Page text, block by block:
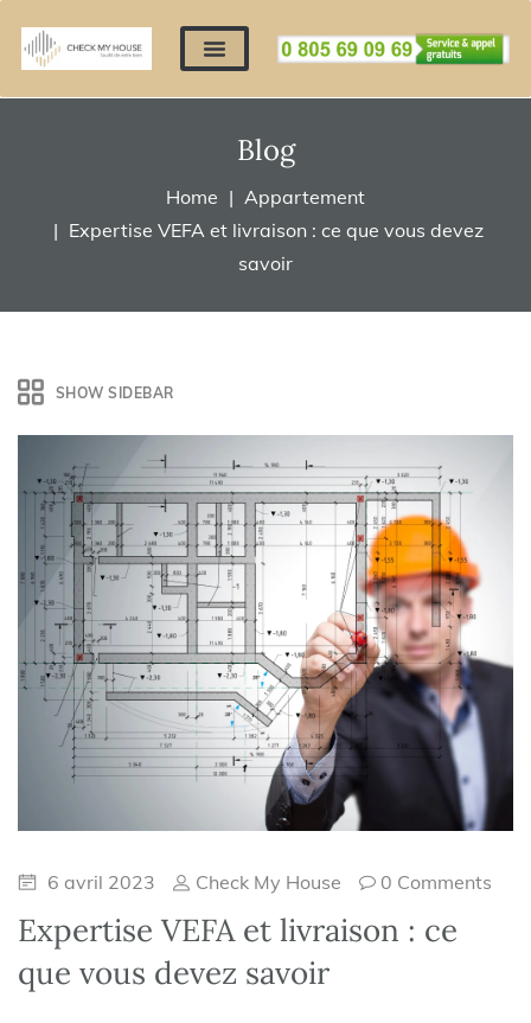
Blog
Home
Appartement
Expertise VEFA et livraison : ce que vous devez
savoir
SHOW SIDEBAR
6 avril 2023 Check My House 0 Comments
Expertise VEFA et livraison : ce
que vous devez savoir